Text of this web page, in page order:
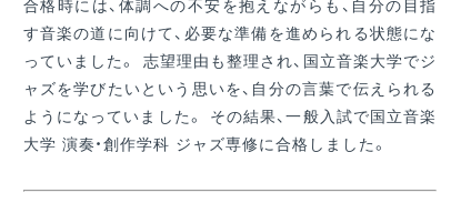
合格時には、体調への不安を抱えながらも、自分の目指
す音楽の道に向けて、必要な準備を進められる状態にな
っていました。 志望理由も整理され、国立音楽大学でジ
ャズを学びたいという思いを、自分の言葉で伝えられる
ようになっていました。 その結果、一般入試で国立音楽
大学 演奏・創作学科 ジャズ専修に合格しました。